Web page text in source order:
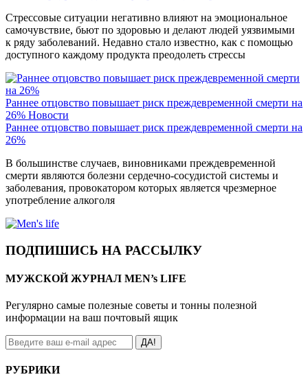
Стрессовые ситуации негативно влияют на эмоциональное
самочувствие, бьют по здоровью и делают людей уязвимыми
к ряду заболеваний. Недавно стало известно, как с помощью
доступного каждому продукта преодолеть стрессы
Раннее отцовство повышает риск преждевременной смерти на
26% Новости
Раннее отцовство повышает риск преждевременной смерти на
26%
В большинстве случаев, виновниками преждевременной
смерти являются болезни сердечно-сосудистой системы и
заболевания, провокатором которых является чрезмерное
употребление алкоголя
ПОДПИШИСЬ НА РАССЫЛКУ
МУЖСКОЙ ЖУРНАЛ MEN’s LIFE
Регулярно самые полезные советы и тонны полезной
информации на ваш почтовый ящик
ДА!
РУБРИКИ